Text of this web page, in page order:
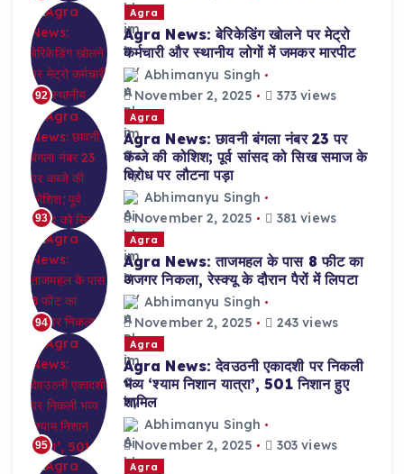
92
Agra
Agra News: बेरिकेडिंग खोलने पर मेट्रो
कर्मचारी और स्थानीय लोगों में जमकर मारपीट
Abhimanyu Singh
November 2, 2025
373 views
93
Agra
Agra News: छावनी बंगला नंबर 23 पर
कब्जे की कोशिश; पूर्व सांसद को सिख समाज के
विरोध पर लौटना पड़ा
Abhimanyu Singh
November 2, 2025
381 views
94
Agra
Agra News: ताजमहल के पास 8 फीट का
अजगर निकला, रेस्क्यू के दौरान पैरों में लिपटा
Abhimanyu Singh
November 2, 2025
243 views
95
Agra
Agra News: देवउठनी एकादशी पर निकली
भव्य ‘श्याम निशान यात्रा’, 501 निशान हुए
शामिल
Abhimanyu Singh
November 2, 2025
303 views
Agra